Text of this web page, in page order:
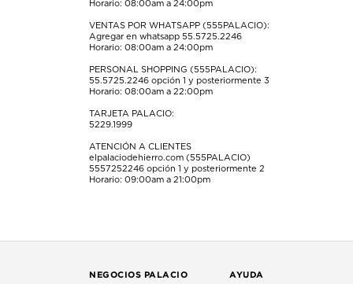
envío.
Horario: 08:00am a 24:00pm
VENTAS POR WHATSAPP (555PALACIO):
Agregar en whatsapp 55.5725.2246
Horario: 08:00am a 24:00pm
PERSONAL SHOPPING (555PALACIO):
55.5725.2246 opción 1 y posteriormente 3
Horario: 08:00am a 22:00pm
TARJETA PALACIO:
5229.1999
ATENCIÓN A CLIENTES
elpalaciodehierro.com (555PALACIO)
5557252246 opción 1 y posteriormente 2
Horario: 09:00am a 21:00pm
NEGOCIOS PALACIO AYUDA